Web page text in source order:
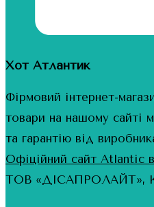
Хот Атлантик
Фірмовий інтернет-
товари на нашому сайті
та гарантію від
Офіційний сайт Atlantic в
ТОВ «ДІСАПРОЛАЙТ»,